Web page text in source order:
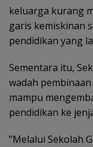
keluarga kurang
garis kemiskinan
pendidikan yang
‎Sementara itu,
wadah
mampu
pendidikan ke
‎”Melalui Sekolah